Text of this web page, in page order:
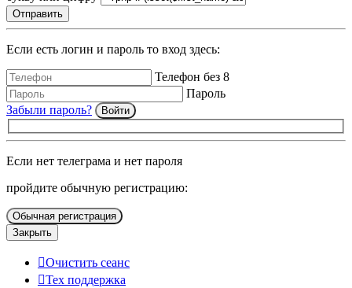
Отправить
Если есть логин и пароль то вход здесь:
Телефон без 8
Пароль
Забыли пароль?
Войти
Если нет телеграма и нет пароля
пройдите обычную регистрацию:
Обычная регистрация
Закрыть
Очистить сеанс
Тех поддержка